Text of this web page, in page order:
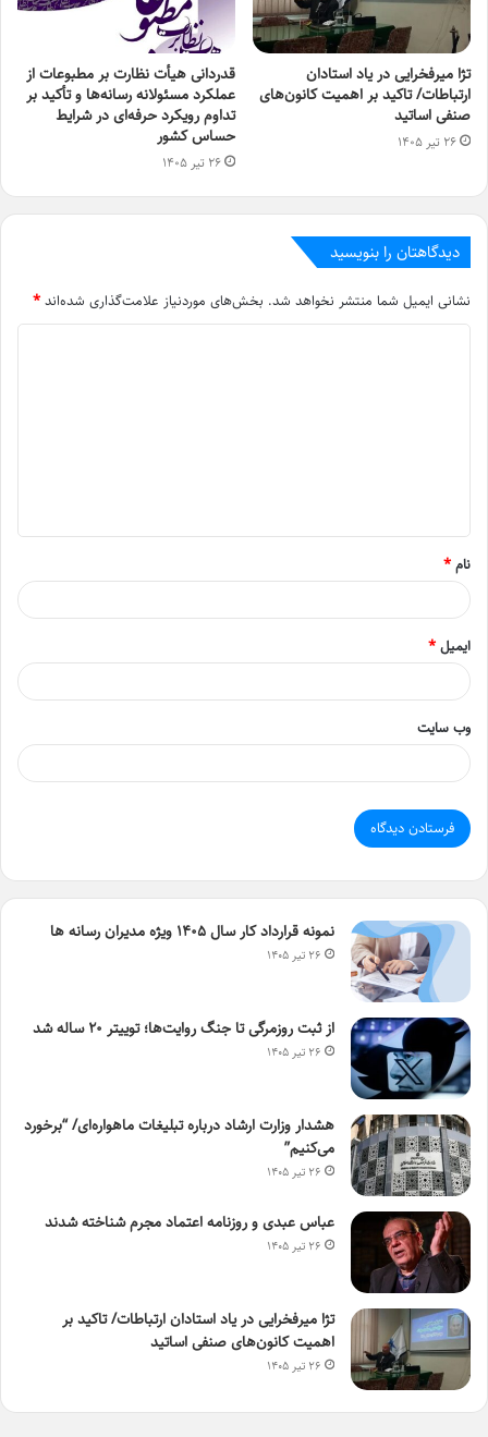
تژا میرفخرایی در یاد استادان
ارتباطات/ تاکید بر اهمیت کانون‌های
صنفی اساتید
۲۶ تیر ۱۴۰۵
قدردانی هیأت نظارت بر مطبوعات از
عملکرد مسئولانه رسانه‌ها و تأکید بر
تداوم رویکرد حرفه‌ای در شرایط
حساس کشور
۲۶ تیر ۱۴۰۵
دیدگاهتان را بنویسید
نشانی ایمیل شما منتشر نخواهد شد. بخش‌های موردنیاز علامت‌گذاری شده‌اند *
*
نام *
ایمیل *
وب‌ سایت
نمونه قرارداد کار سال ۱۴۰۵ ویژه مدیران رسانه ها
۲۶ تیر ۱۴۰۵
از ثبت روزمرگی تا جنگ روایت‌ها؛ توییتر ۲۰ ساله شد
۲۶ تیر ۱۴۰۵
هشدار وزارت ارشاد درباره تبلیغات ماهواره‌ای/ “برخورد
می‌کنیم”
۲۶ تیر ۱۴۰۵
عباس عبدی و روزنامه اعتماد مجرم شناخته شدند
۲۶ تیر ۱۴۰۵
تژا میرفخرایی در یاد استادان ارتباطات/ تاکید بر
اهمیت کانون‌های صنفی اساتید
۲۶ تیر ۱۴۰۵